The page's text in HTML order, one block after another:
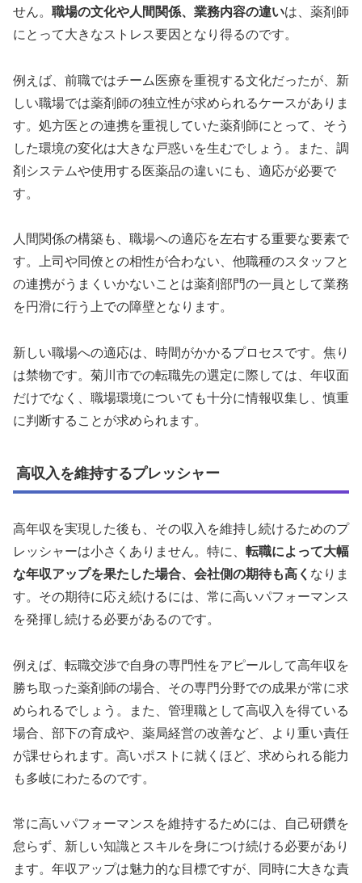
せん。 職場の文化や人間関係、業務内容の違いは、薬剤師
にとって大きなストレス要因となり得るのです。
例えば、前職ではチーム医療を重視する文化だったが、新
しい職場では薬剤師の独立性が求められるケースがありま
す。処方医との連携を重視していた薬剤師にとって、そう
した環境の変化は大きな戸惑いを生むでしょう。また、調
剤システムや使用する医薬品の違いにも、適応が必要で
す。
人間関係の構築も、職場への適応を左右する重要な要素で
す。上司や同僚との相性が合わない、他職種のスタッフと
の連携がうまくいかないことは薬剤部門の一員として業務
を円滑に行う上での障壁となります。
新しい職場への適応は、時間がかかるプロセスです。焦り
は禁物です。菊川市での転職先の選定に際しては、年収面
だけでなく、職場環境についても十分に情報収集し、慎重
に判断することが求められます。
高収入を維持するプレッシャー
高年収を実現した後も、その収入を維持し続けるためのプ
レッシャーは小さくありません。特に、 転職によって大幅
な年収アップを果たした場合、会社側の期待も高く なりま
す。その期待に応え続けるには、常に高いパフォーマンス
を発揮し続ける必要があるのです。
例えば、転職交渉で自身の専門性をアピールして高年収を
勝ち取った薬剤師の場合、その専門分野での成果が常に求
められるでしょう。また、管理職として高収入を得ている
場合、部下の育成や、薬局経営の改善など、より重い責任
が課せられます。高いポストに就くほど、求められる能力
も多岐にわたるのです。
常に高いパフォーマンスを維持するためには、自己研鑽を
怠らず、新しい知識とスキルを身につけ続ける必要があり
ます。年収アップは魅力的な目標ですが、同時に大きな責